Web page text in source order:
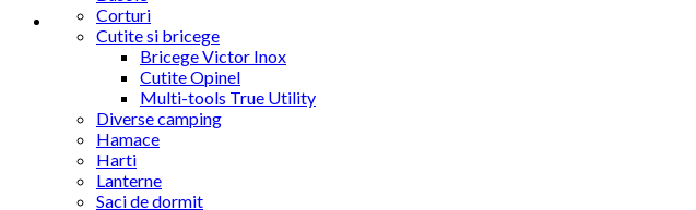
Corturi
Cutite si bricege
Bricege Victor Inox
Cutite Opinel
Multi-tools True Utility
Diverse camping
Hamace
Harti
Lanterne
Saci de dormit